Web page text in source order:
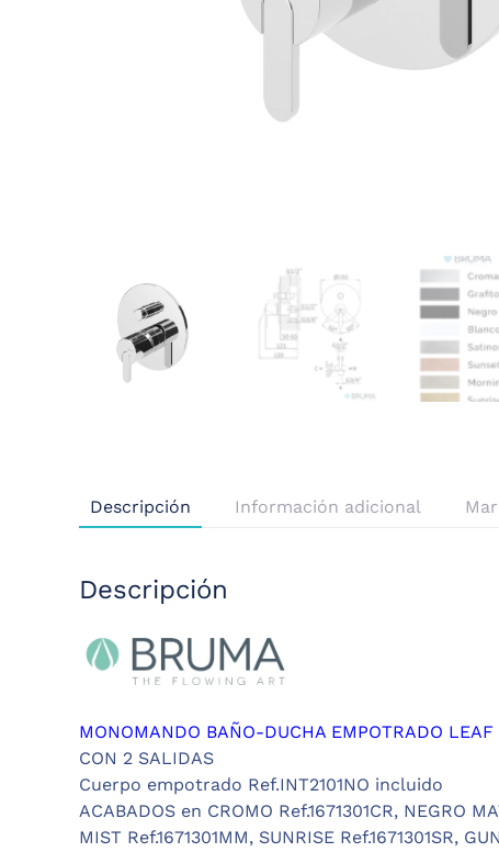
Descripción Información adicional
Descripción
MONOMANDO BAÑO-DUCHA EMPOTRADO LEAF
CON 2 SALIDAS
Cuerpo empotrado Ref.INT2101NO incluido
ACABADOS en CROMO Ref.1671301CR, NEGRO
MIST Ref.1671301MM, SUNRISE Ref.1671301SR,